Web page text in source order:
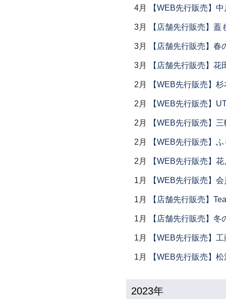
4月 【WEB先行販売】
3月 【店舗先行販売】蓋
3月 【店舗先行販売】春
3月 【店舗先行販売】
2月 【WEB先行販売】
2月 【WEB先行販売】
2月 【WEB先行販売】
2月 【WEB先行販売】
2月 【WEB先行販売】
1月 【WEB先行販売】
1月 【店舗先行販売】
1月 【店舗先行販売】冬
1月 【WEB先行販売】
1月 【WEB先行販売】
2023年